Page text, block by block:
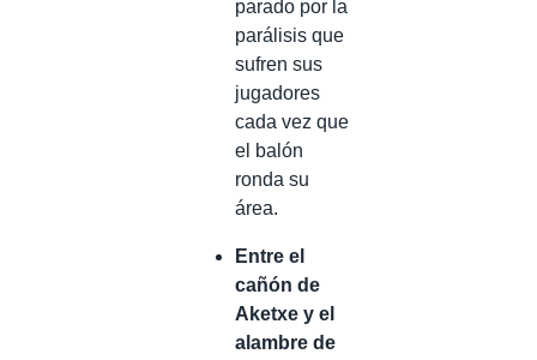
parado por la
parálisis que
sufren sus
jugadores
cada vez que
el balón
ronda su
área.
Entre el
cañón de
Aketxe y el
alambre de